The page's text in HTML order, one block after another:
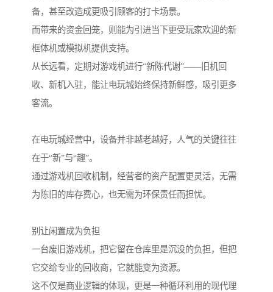
备，甚至改造成更吸引顾客的打卡场景。
而带来的资金回笼，则能为引进当下更受玩家欢迎的新
框体机或模拟机提供支持。
从长远看，定期对游戏机进行“新陈代谢”——旧机回
收、新机入驻，能让电玩城始终保持新鲜感，吸引更多
客流。
在电玩城经营中，设备并非越老越好，人气的关键往往
在于“新”与“趣”。
通过游戏机回收机制，经营者的资产配置更灵活，无需
为陈旧的库存费心，也无需为环保责任而担忧。
别让闲置成为负担
一台废旧游戏机，把它留在仓库里是沉没的负担，但把
它交给专业的回收商，它就能变为资源。
这不仅是商业逻辑的体现，更是一种循环利用的现代理